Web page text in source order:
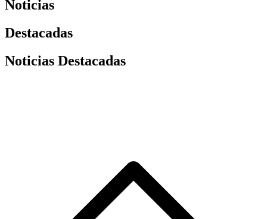
Noticias
Destacadas
Noticias Destacadas